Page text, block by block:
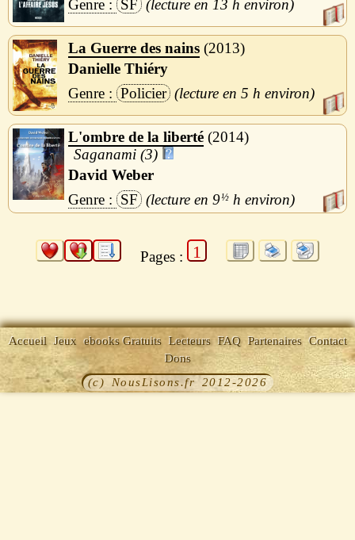
SF
13 h
La Guerre des nains 2013
Danielle Thiéry
Policier
5 h
L'ombre de la liberté 2014
Saganami (3)
David Weber
SF
9½ h
Pages : 1
Accueil Jeux ebooks Gratuits Lecteurs FAQ Partenaires Contact
Dons
(c) NousLisons.fr 2012-2026